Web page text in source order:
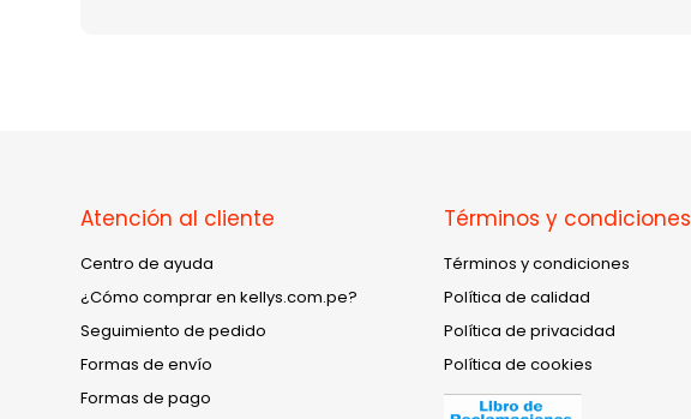
Atención al cliente
Centro de ayuda
¿Cómo comprar en kellys.com.pe?
Seguimiento de pedido
Formas de envío
Formas de pago
Términos y condiciones
Términos y condiciones
Política de calidad
Política de privacidad
Política de cookies